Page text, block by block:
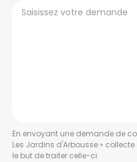
En envoyant une demande de
Les Jardins d'Arbousse »
le but de traiter celle-ci.